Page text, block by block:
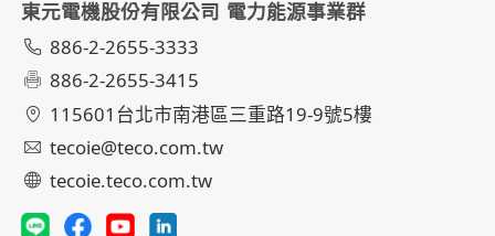
東元電機股份有限公司 電力能源事業群
886-2-2655-3333
886-2-2655-3415
115601台北市南港區三重路19-9號5樓
tecoie@teco.com.tw
tecoie.teco.com.tw